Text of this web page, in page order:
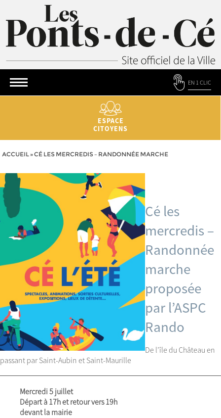
EN 1 CLIC
ESPACE
CITOYENS
ACCUEIL»CÉ LES MERCREDIS – RANDONNÉE MARCHE
Cé les
mercredis –
Randonnée
marche
proposée
par l’ASPC
Rando
De l’île du Château en
passant par Saint-Aubin et Saint-Maurille
Mercredi 5 juillet
Départ à 17h et retour vers 19h
devant la mairie